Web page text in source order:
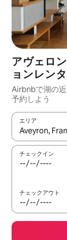
アヴェロ
ョンレン
Airbnbで湖の
予約しよう
エリア
検索結果が表
チェックイン
チェックアウト